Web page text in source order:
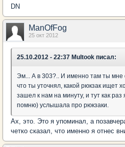
DN
ManOfFog
25 окт 2012
25.10.2012 - 22:37 Multook писал:
Эм... А в 303?.. И именно там ты мне
что ты уточнял, какой рюкзак ищет
зашел к нам на минуту, и тут как
помню) услышала про рюкзаки.
Ах, это. Это я упоминал, а
четко сказал, что именно я отнес